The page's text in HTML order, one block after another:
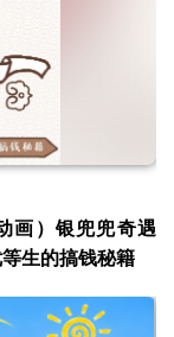
画）银兜兜奇遇
生的搞钱秘籍